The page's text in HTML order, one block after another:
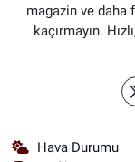
magazin ve daha
kaçırmayın.
Hava Durumu